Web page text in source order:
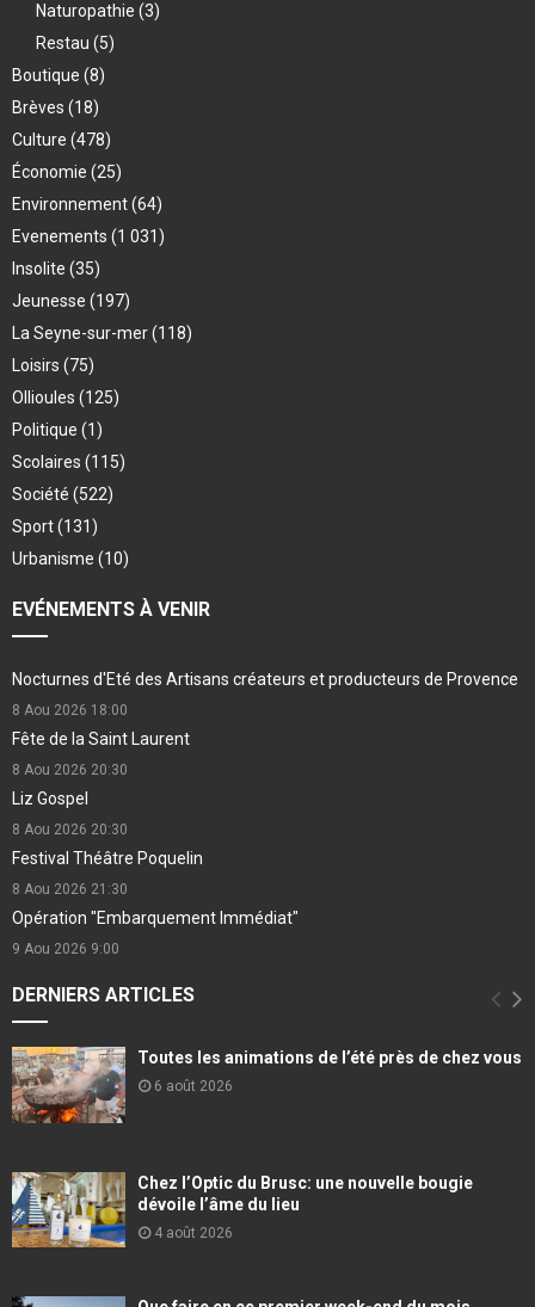
Naturopathie (3)
Restau (5)
Boutique (8)
Brèves (18)
Culture (478)
Économie (25)
Environnement(64)
Evenements (1 031)
Insolite (35)
Jeunesse (197)
La Seyne-sur-mer(118)
Loisirs (75)
Ollioules (125)
Politique (1)
Scolaires (115)
Société (522)
Sport(131)
Urbanisme (10)
EVÉNEMENTS À VENIR
Nocturnes d'Eté des Artisans créateurs et producteurs de Provence
8 Aou 2026 18:00
Fête de la Saint Laurent
8 Aou 2026 20:30
Liz Gospel
8 Aou 2026 20:30
Festival Théâtre Poquelin
8 Aou 2026 21:30
Opération "Embarquement Immédiat"
9 Aou 2026 9:00
DERNIERS ARTICLES
Toutes les animations de l’été près de chez vous
6 août 2026
Chez l’Optic du Brusc: une nouvelle bougie
dévoile l’âme du lieu
4 août 2026